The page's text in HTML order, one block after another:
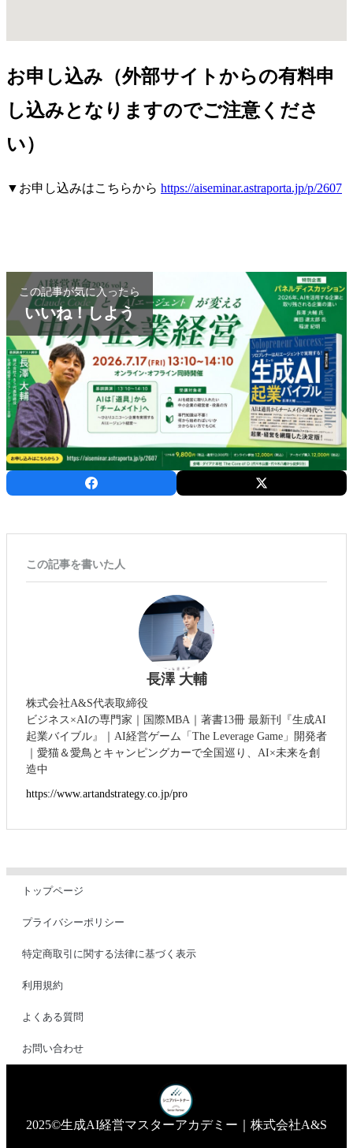
お申し込み（外部サイトからの有料申
し込みとなりますのでご注意くださ
い）
▼お申し込みはこちらから https://aiseminar.astraporta.jp/p/2607
この記事が気に入ったら
いいね！しよう
この記事を書いた人
長澤 大輔
株式会社A&S代表取締役
ビジネス×AIの専門家｜国際MBA｜著書13冊 最新刊『生成AI
起業バイブル』｜AI経営ゲーム「The Leverage Game」開発者
｜愛猫＆愛鳥とキャンピングカーで全国巡り、AI×未来を創
造中
https://www.artandstrategy.co.jp/pro
トップページ
プライバシーポリシー
特定商取引に関する法律に基づく表示
利用規約
よくある質問
お問い合わせ
2025©生成AI経営マスターアカデミー｜株式会社A&S